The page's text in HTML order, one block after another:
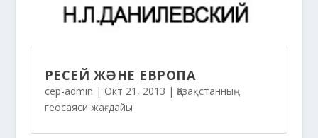
РЕСЕЙ ЖӘНЕ ЕВРОПА
cep-admin | Окт 21, 2013 | Қазақстанның
геосаяси жағдайы